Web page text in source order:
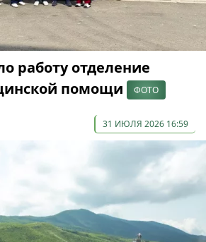
работу отделение
помощи
ФОТО
31 ИЮЛЯ 2026 16:59